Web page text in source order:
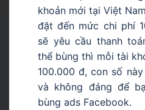
khoản mới tại Việt
đặt đến mức chi phí
sẽ yêu cầu thanh
thể bùng thì mỗi tài
100.000 đ, con số
và không đáng để
bùng ads Facebook.